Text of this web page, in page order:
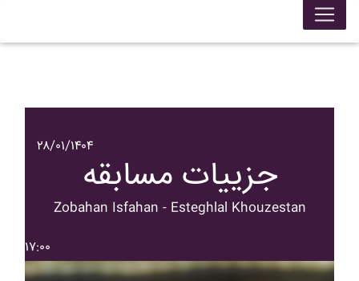
۲۸/۰۱/۱۴۰۴
جزییات مسابقه
Zobahan Isfahan - Esteghlal Khouzestan
۱۷:۰۰